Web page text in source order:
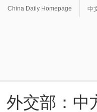
China Daily Homepage 中
外交部：中